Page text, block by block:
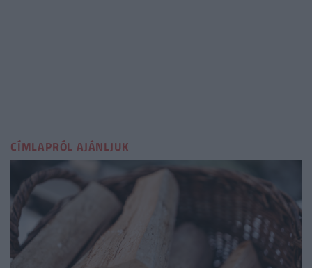
CÍMLAPRÓL AJÁNLJUK